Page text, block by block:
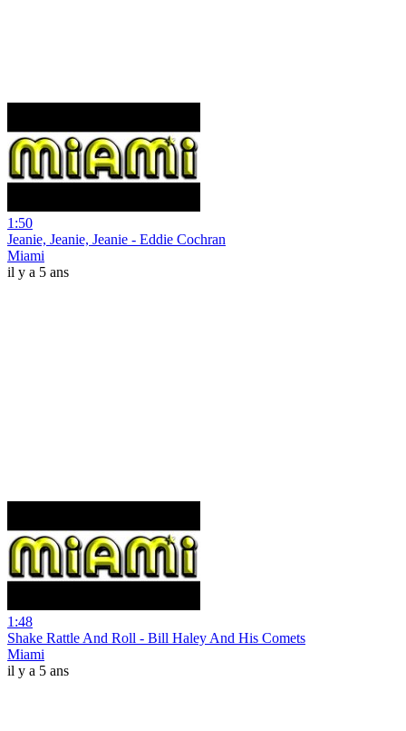
1:50
Jeanie, Jeanie, Jeanie - Eddie Cochran
Miami
il y a 5 ans
1:48
Shake Rattle And Roll - Bill Haley And His Comets
Miami
il y a 5 ans